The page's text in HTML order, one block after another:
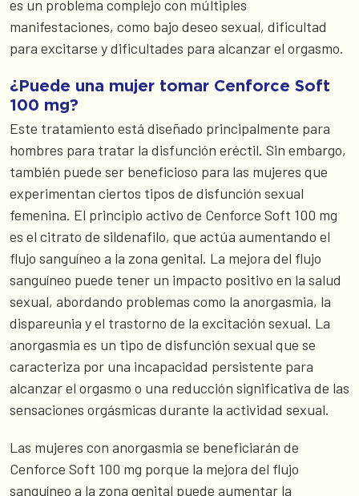
es un problema complejo con múltiples
manifestaciones, como bajo deseo sexual, dificultad
para excitarse y dificultades para alcanzar el orgasmo.
¿Puede una mujer tomar Cenforce Soft
100 mg?
Este tratamiento está diseñado principalmente para
hombres para tratar la disfunción eréctil. Sin embargo,
también puede ser beneficioso para las mujeres que
experimentan ciertos tipos de disfunción sexual
femenina. El principio activo de Cenforce Soft 100 mg
es el citrato de sildenafilo, que actúa aumentando el
flujo sanguíneo a la zona genital. La mejora del flujo
sanguíneo puede tener un impacto positivo en la salud
sexual, abordando problemas como la anorgasmia, la
dispareunia y el trastorno de la excitación sexual. La
anorgasmia es un tipo de disfunción sexual que se
caracteriza por una incapacidad persistente para
alcanzar el orgasmo o una reducción significativa de las
sensaciones orgásmicas durante la actividad sexual.
Las mujeres con anorgasmia se beneficiarán de
Cenforce Soft 100 mg porque la mejora del flujo
sanguíneo a la zona genital puede aumentar la